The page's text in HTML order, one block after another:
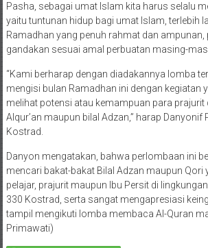
Pasha, sebagai umat Islam kita harus selalu
yaitu tuntunan hidup bagi umat Islam, terlebih
Ramadhan yang penuh rahmat dan ampunan,
gandakan sesuai amal perbuatan masing-
“Kami berharap dengan diadakannya lomba
mengisi bulan Ramadhan ini dengan kegiatan
melihat potensi atau kemampuan para
Alqur’an maupun bilal Adzan,” harap Danyonif
Kostrad.
Danyon mengatakan, bahwa perlombaan ini
mencari bakat-bakat Bilal Adzan maupun Qori
pelajar, prajurit maupun Ibu Persit di
330 Kostrad, serta sangat mengapresiasi
tampil mengikuti lomba membaca Al-Quran
Primawati)